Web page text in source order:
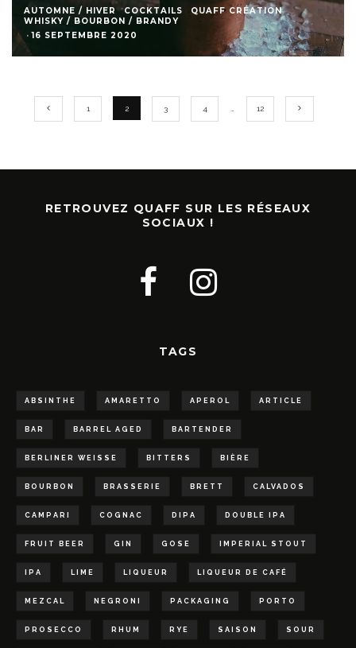
AUTOMNE / HIVER COCKTAILS
QUAFF CRÉATION
WHISKY / BOURBON / BRANDY
· 16 SEPTEMBRE 2020
1 2 3 4 12
RETROUVEZ QUAFF SUR LES RÉSEAUX
SOCIAUX !
TAGS
ABSINTHE AMARETTO APEROL ARTICLE
BAR BARREL AGED BARTENDER
BERLINER WEISSE BITTERS BIÈRE
BOURBON BRASSERIE BRETT CALVADOS
CAMPARI COGNAC DIPA DOUBLE IPA
FRUIT BEER GIN GOSE IMPERIAL STOUT
IPA LIME LIQUEUR LIQUEUR DE CAFÉ
MEZCAL NEGRONI PACKAGING PORTO
PROSECCO RHUM RYE SAISON SOUR